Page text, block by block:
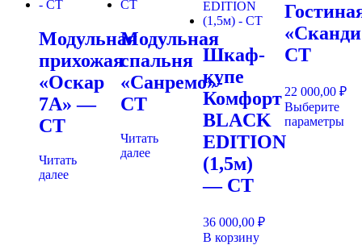
Модульная
прихожая
«Оскар
7А» —
СТ
Читать
далее
Модульная
спальня
«Санремо»-
СТ
Читать
далее
Шкаф-
купе
Комфорт
BLACK
EDITION
(1,5м)
— СТ
36 000,00 ₽
В корзину
СТ
22 000,00 ₽
Выберите
параметры